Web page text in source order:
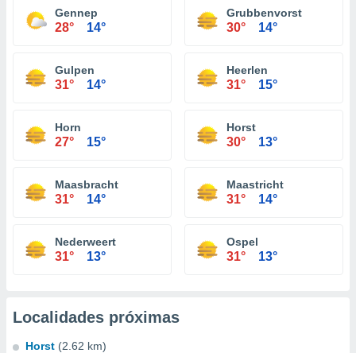
Gennep
28° 14°
Grubbenvorst
30° 14°
Gulpen
31° 14°
Heerlen
31° 15°
Horn
27° 15°
Horst
30° 13°
Maasbracht
31° 14°
Maastricht
31° 14°
Nederweert
31° 13°
Ospel
31° 13°
Localidades próximas
Horst (2.62 km)